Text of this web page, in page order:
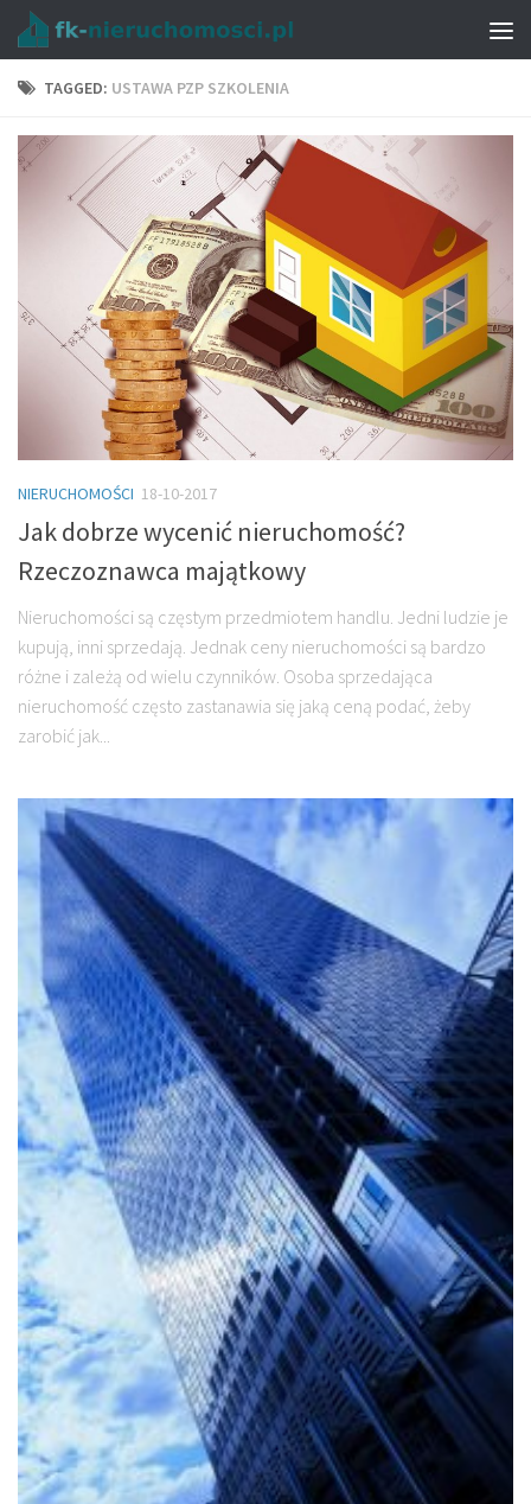
TAGGED: USTAWA PZP SZKOLENIA
NIERUCHOMOŚCI 18-10-2017
Jak dobrze wycenić nieruchomość?
Rzeczoznawca majątkowy
Nieruchomości są częstym przedmiotem handlu. Jedni ludzie je
kupują, inni sprzedają. Jednak ceny nieruchomości są bardzo
różne i zależą od wielu czynników. Osoba sprzedająca
nieruchomość często zastanawia się jaką ceną podać, żeby
zarobić jak...